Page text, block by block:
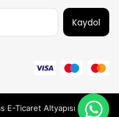
Kaydol
E-Ticaret Altyapısı ile